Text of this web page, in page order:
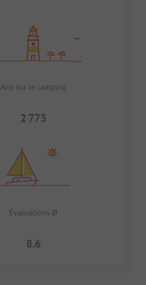
Avis sur le camping
2 773
Évaluations Ø
8.6